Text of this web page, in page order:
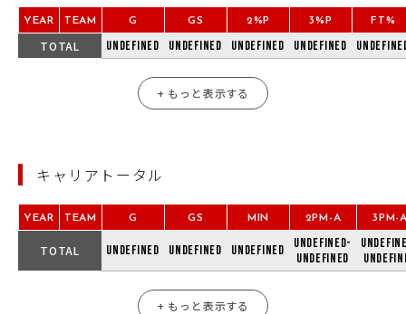
YEAR TEAM G GS 2%P 3%P FT%
TOTAL undefined undefined undefined undefined
+ もっと表示する
キャリアトータル
YEAR TEAM G GS MIN 2PM-A 3PM-
TOTAL undefined undefined undefined
undefined-
undefined
+ もっと表示する